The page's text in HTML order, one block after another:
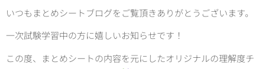
いつもまとめシートブログをご覧頂きありがとうございます。
一次試験学習中の方に嬉しいお知らせです！
この度、まとめシートの内容を元にしたオリジナルの理解度チ